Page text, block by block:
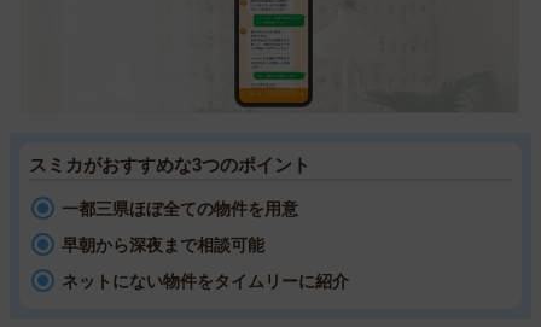
スミカがおすすめな3つのポイント
一都三県ほぼ全ての物件を用意
早朝から深夜まで相談可能
ネットにない物件をタイムリーに紹介